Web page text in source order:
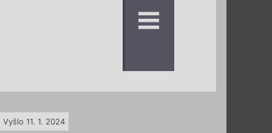
Vyšlo 11. 1. 2024